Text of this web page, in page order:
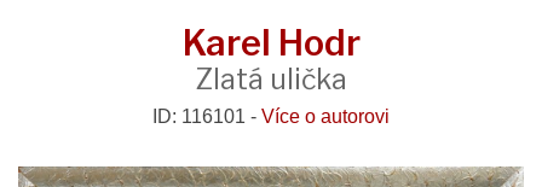
Karel Hodr
Zlatá ulička
ID: 116101 - Více o autorovi